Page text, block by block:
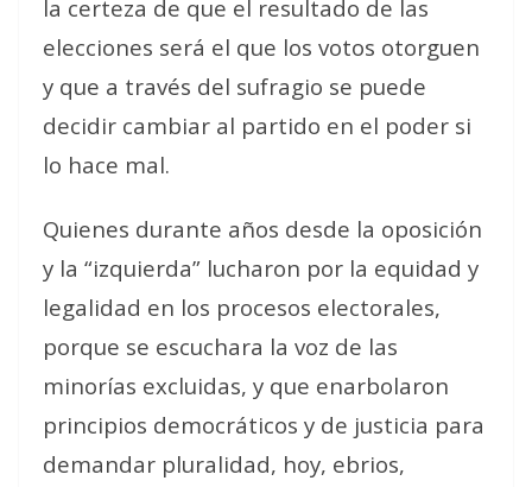
la certeza de que el resultado de las
elecciones será el que los votos otorguen
y que a través del sufragio se puede
decidir cambiar al partido en el poder si
lo hace mal.
Quienes durante años desde la oposición
y la “izquierda” lucharon por la equidad y
legalidad en los procesos electorales,
porque se escuchara la voz de las
minorías excluidas, y que enarbolaron
principios democráticos y de justicia para
demandar pluralidad, hoy, ebrios,